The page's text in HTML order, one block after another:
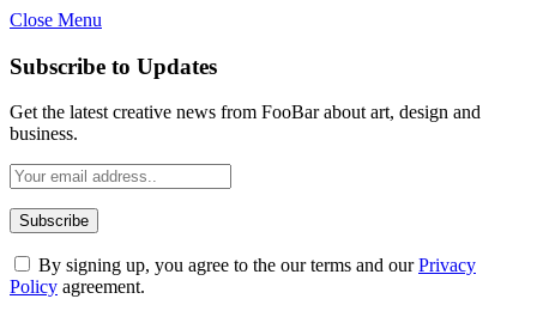
Close Menu
Subscribe to Updates
Get the latest creative news from FooBar about art, design and
business.
By signing up, you agree to the our terms and ourPrivacy
Policy agreement.